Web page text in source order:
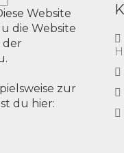
Website
die Website
der
zur
du hier: